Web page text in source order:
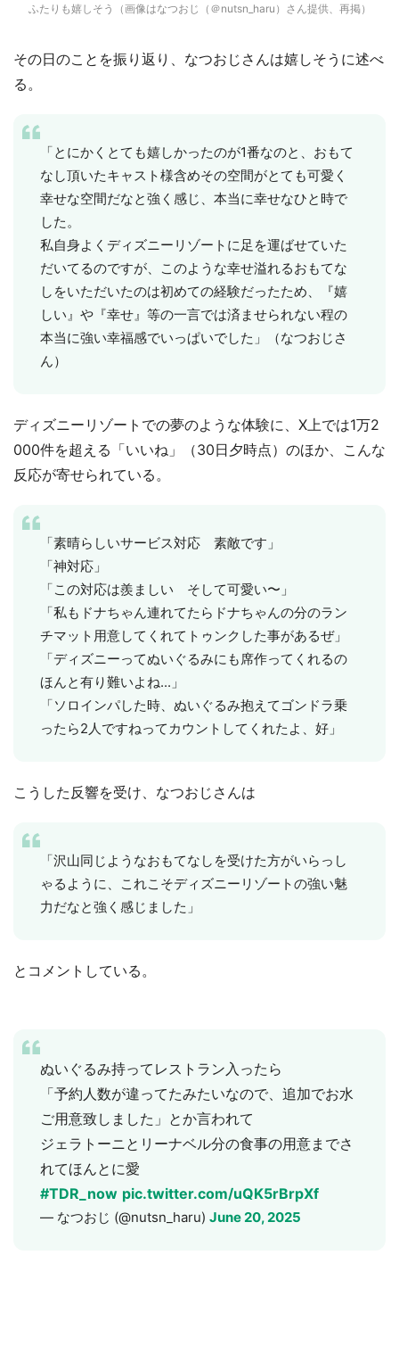
ふたりも嬉しそう（画像はなつおじ（＠nutsn_haru）さん提供、再掲）
その日のことを振り返り、なつおじさんは嬉しそうに述べ
る。
「とにかくとても嬉しかったのが1番なのと、おもて
なし頂いたキャスト様含めその空間がとても可愛く
幸せな空間だなと強く感じ、本当に幸せなひと時で
した。
私自身よくディズニーリゾートに足を運ばせていた
だいてるのですが、このような幸せ溢れるおもてな
しをいただいたのは初めての経験だったため、『嬉
しい』や『幸せ』等の一言では済ませられない程の
本当に強い幸福感でいっぱいでした」（なつおじさ
ん）
ディズニーリゾートでの夢のような体験に、X上では1万2
000件を超える「いいね」（30日夕時点）のほか、こんな
反応が寄せられている。
「素晴らしいサービス対応 素敵です」
「神対応」
「この対応は羨ましい そして可愛い〜」
「私もドナちゃん連れてたらドナちゃんの分のラン
チマット用意してくれてトゥンクした事があるぜ」
「ディズニーってぬいぐるみにも席作ってくれるの
ほんと有り難いよね...」
「ソロインパした時、ぬいぐるみ抱えてゴンドラ乗
ったら2人ですねってカウントしてくれたよ、好」
こうした反響を受け、なつおじさんは
「沢山同じようなおもてなしを受けた方がいらっし
ゃるように、これこそディズニーリゾートの強い魅
力だなと強く感じました」
とコメントしている。
ぬいぐるみ持ってレストラン入ったら
「予約人数が違ってたみたいなので、追加でお水
ご用意致しました」とか言われて
ジェラトーニとリーナベル分の食事の用意までさ
れてほんとに愛
#TDR_now pic.twitter.com/uQK5rBrpXf
— なつおじ (@nutsn_haru) June 20, 2025